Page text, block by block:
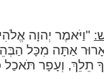
"וַיֹּאמֶר יְהוָה
אַתָּה מִכָּל
וְעָפָר תֹּאכַל כָּל